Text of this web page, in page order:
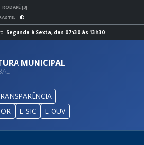
RODAPÉ [3]
Segunda à Sexta, das 07h30 às 13h30
MUNICIPAL
E-SIC E-OUV